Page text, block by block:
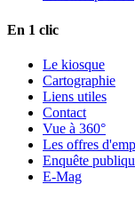
En 1 clic
Le kiosque
Cartographie
Liens utiles
Contact
Vue à 360°
Les offres
Enquête
E-Mag